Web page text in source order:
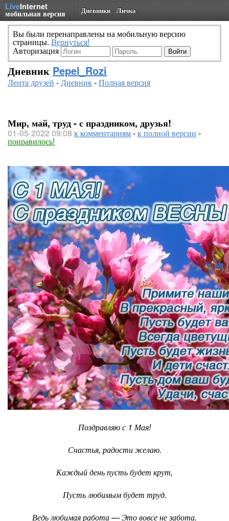
LiveInternet
мобильная версия Дневники Личка
Вы были перенаправлены на мобильную версию
страницы. Вернуться!
Авторизация
Дневник Pepel_Rozi
Лента друзей -Дневник-Полная версия
Мир, май, труд - с праздником, друзья!
01-05-2022 09:08 к комментариям-к полной версии -
понравилось!
Поздравляю с 1 Мая!
Счастья, радости желаю.
Каждый день пусть будет крут,
Пусть любимым будет труд.
Ведь любимая работа — Это вовсе не забота.